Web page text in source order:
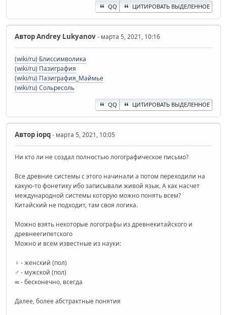
QQ ЦИТИРОВАТЬ ВЫДЕЛЕННОЕ
АвторAndrey Lukyanov- марта 5, 2021, 10:16
(wiki/ru) Блиссимволика
(wiki/ru) Пазиграфия
(wiki/ru) Пазиграфия_Маймье
(wiki/ru) Сольресоль
QQ ЦИТИРОВАТЬ ВЫДЕЛЕННОЕ
Автор iopq- марта 5, 2021, 10:05
Ни кто ли не создал полностью логографическое письмо?
Все древние системы с этого начинали а потом переходили на
какую-то фонетику ибо записывали живой язык. А как насчет
международной системы которую можно понять всем?
Китайский не подходит, там своя логика.
Можно взять некоторые логографы из древнекитайского и
древнеегипетского
Можно и всем известные из науки:
♀ - женский (пол)
♂ - мужской (пол)
∞ - бесконечно, всегда
Далее, более абстрактные понятия